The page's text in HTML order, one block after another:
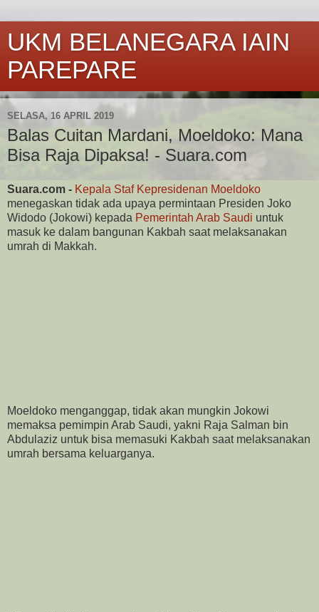
UKM BELANEGARA IAIN
PAREPARE
SELASA, 16 APRIL 2019
Balas Cuitan Mardani, Moeldoko: Mana
Bisa Raja Dipaksa! - Suara.com
Suara.com - Kepala Staf Kepresidenan Moeldoko
menegaskan tidak ada upaya permintaan Presiden Joko
Widodo (Jokowi) kepada Pemerintah Arab Saudi untuk
masuk ke dalam bangunan Kakbah saat melaksanakan
umrah di Makkah.
Moeldoko menganggap, tidak akan mungkin Jokowi
memaksa pemimpin Arab Saudi, yakni Raja Salman bin
Abdulaziz untuk bisa memasuki Kakbah saat melaksanakan
umrah bersama keluarganya.